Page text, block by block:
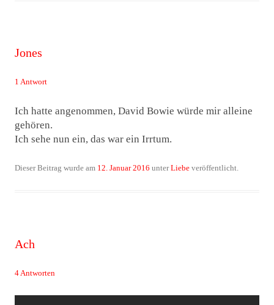
Jones
1 Antwort
Ich hatte angenommen, David Bowie würde mir alleine
gehören.
Ich sehe nun ein, das war ein Irrtum.
Dieser Beitrag wurde am 12. Januar 2016 unterLiebe veröffentlicht.
Ach
4 Antworten